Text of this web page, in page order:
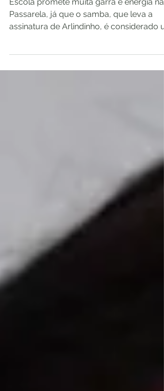
Passarela, já que o samba, que leva a
assinatura de Arlindinho, é considerado